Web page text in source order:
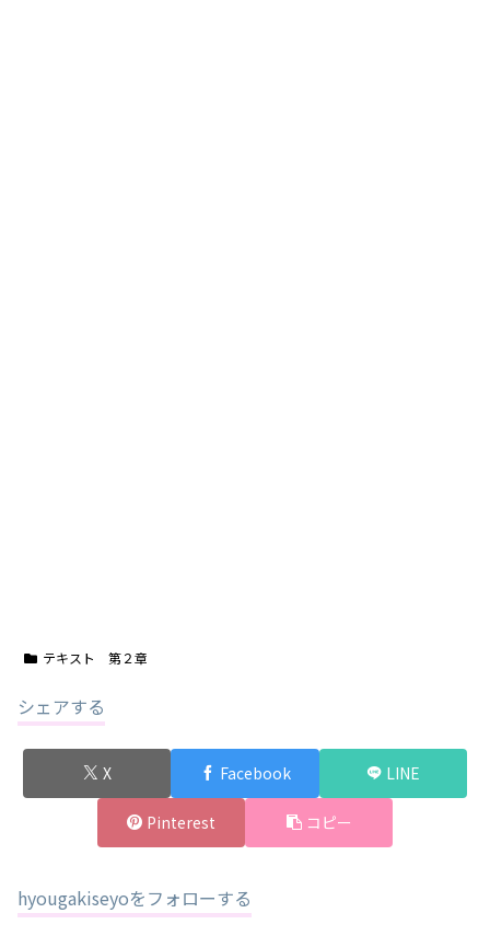
テキスト 第２章
シェアする
X Facebook LINE
Pinterest コピー
hyougakiseyoをフォローする